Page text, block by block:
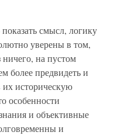
смысл, логику
уверены в том,
ничего, на пустом
более предвидеть и
их историческую
особенности
и объективные
и